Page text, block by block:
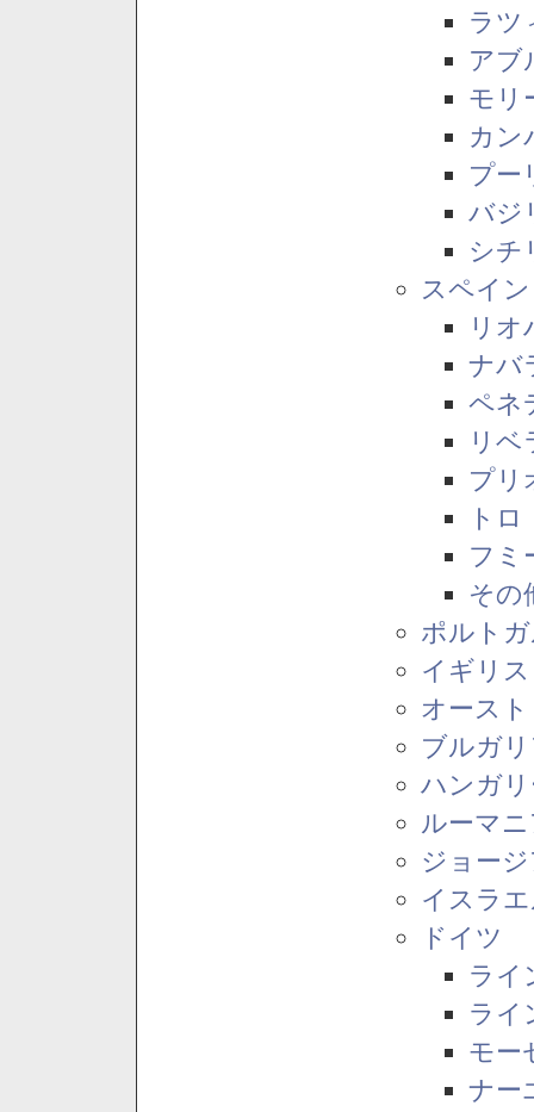
ラツ
アブ
モリ
カン
プー
バジ
シチ
スペイン
リオ
ナバ
ペネ
リベ
プリ
トロ
フミ
その
ポルト
イギリス
オース
ブルガ
ハンガ
ルーマ
ジョー
イスラ
ドイツ
ライ
ライ
モー
ナー